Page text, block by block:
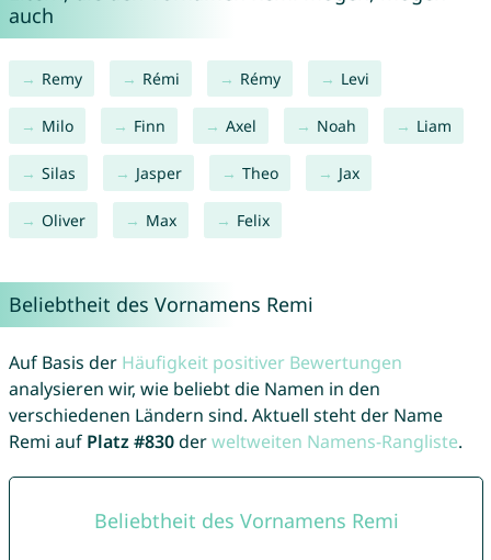
auch
Remy Rémi Rémy Levi
Milo Finn Axel Noah Liam
Silas Jasper Theo Jax
Oliver Max Felix
Beliebtheit des Vornamens Remi
Auf Basis der Häufigkeit positiver Bewertungen
analysieren wir, wie beliebt die Namen in den
verschiedenen Ländern sind. Aktuell steht der Name
Remi auf Platz #830derweltweiten Namens-Rangliste.